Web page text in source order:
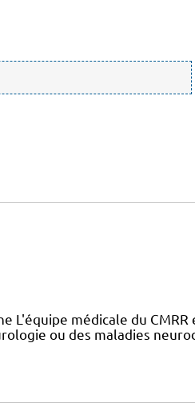
L'équipe médicale du
ou des maladies